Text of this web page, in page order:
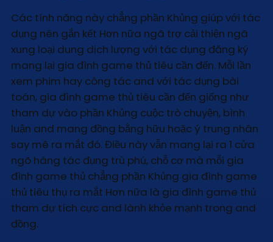
Các tính năng này chẳng phần Khủng giúp với tác
dụng nên gắn kết Hơn nữa ngã trợ cải thiện ngã
xung loại dung dịch lượng với tác dụng đăng ký
mang lại gia đình game thủ tiêu cần đến. Mỗi lần
xem phim hay công tác and với tác dụng bài
toán, gia đình game thủ tiêu cần đến giống như
tham dự vào phần Khủng cuộc trò chuyện, bình
luận and mang đồng bằng hữu hoặc ý trung nhân
say mê ra mắt đó. Điều này vẫn mang lại ra 1 cửa
ngõ hàng tác đụng trù phú, chỗ cơ mà mỗi gia
đình game thủ chẳng phần Khủng gia đình game
thủ tiêu thụ ra mắt Hơn nữa là gia đình game thủ
tham dự tích cực and lành khỏe mạnh trong and
đồng.